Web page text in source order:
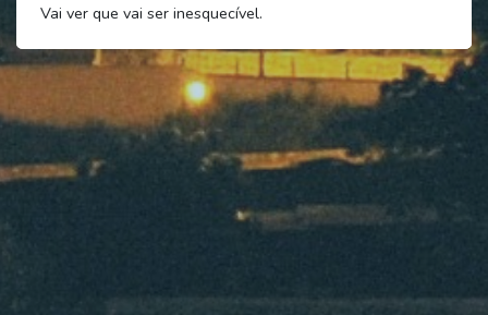
Vai ver que vai ser inesquecível.